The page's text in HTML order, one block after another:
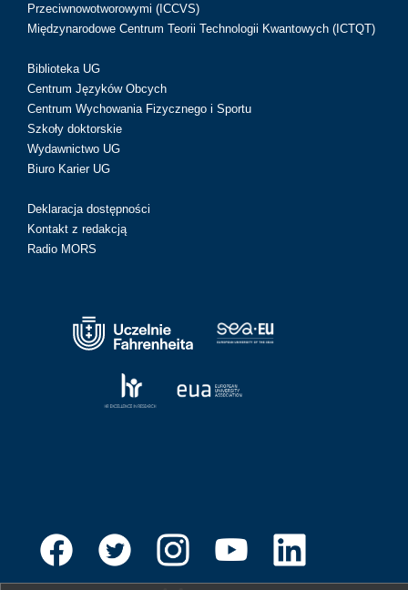
Przeciwnowotworowymi (ICCVS)
Międzynarodowe Centrum Teorii Technologii Kwantowych (ICTQT)
Biblioteka UG
Centrum Języków Obcych
Centrum Wychowania Fizycznego i Sportu
Szkoły doktorskie
Wydawnictwo UG
Biuro Karier UG
Deklaracja dostępności
Kontakt z redakcją
Radio MORS